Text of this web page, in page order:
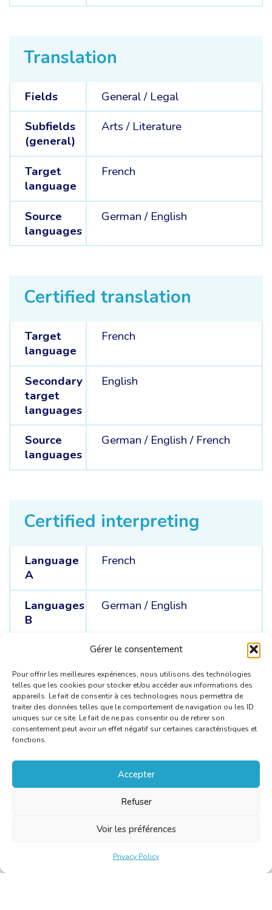
Gérer le consentement
Pour offrir les meilleures expériences, nous utilisons des technologies
telles que les cookies pour stocker et/ou accéder aux informations des
appareils. Le fait de consentir à ces technologies nous permettra de
traiter des données telles que le comportement de navigation ou les ID
uniques sur ce site. Le fait de ne pas consentir ou de retirer son
consentement peut avoir un effet négatif sur certaines caractéristiques et
fonctions.
Accepter
Refuser
Voir les préférences
Privacy Policy
Translation
Fields General / Legal
Subfields
(general)
Arts / Literature
Target
language
French
Source
languages
German / English
Certified translation
Target
language
French
Secondary
target
languages
English
Source
languages
German / English / French
Certified interpreting
Language
A
French
Languages
B
German / English
German /English /